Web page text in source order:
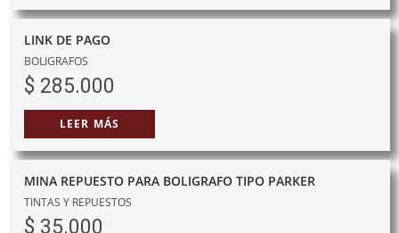
LINK DE PAGO
BOLIGRAFOS
$ 285.000
LEER MÁS
MINA REPUESTO PARA BOLIGRAFO TIPO PARKER
TINTAS Y REPUESTOS
$ 35.000